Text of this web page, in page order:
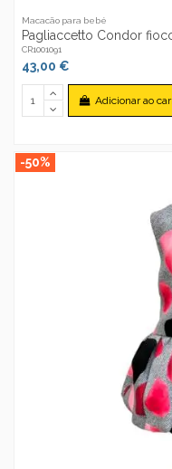
Macacão para bebé
Pagliaccetto Condor
CR1001091
43,00 €
Adicionar ao
-50%